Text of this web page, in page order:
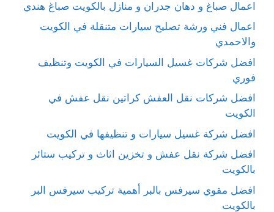
اعمال صباغ و دهان جدران و منازل بالكويت صباغ هندي
اعمال فني ورشة تصليح سيارات متنقلة في الكويت
والاحمدي
افضل شركات غسيل السيارات في الكويت وتنظيف
فوري
افضل شركات نقل العفش كراتين نقل عفش في
الكويت
افضل شركة غسيل سيارات و تنظيفها في الكويت
افضل شركة نقل عفش و تخزين اثاث و تركيب ستائر
بالكويت
افضل مقوي سيرفس بالبر أهمية تركيب سيرفس البر
بالكويت